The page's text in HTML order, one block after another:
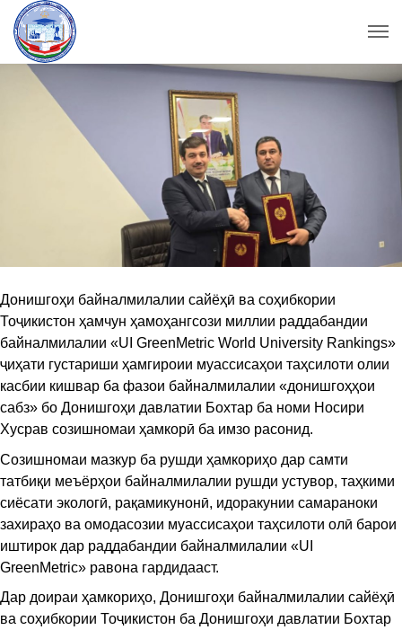
Донишгоҳи байналмилалии сайёҳӣ ва соҳибкории
Тоҷикистон ҳамчун ҳамоҳангсози миллии раддабандии
байналмилалии «UI GreenMetric World University Rankings»
ҷиҳати густариши ҳамгироии муассисаҳои таҳсилоти олии
касбии кишвар ба фазои байналмилалии «донишгоҳҳои
сабз» бо Донишгоҳи давлатии Бохтар ба номи Носири
Хусрав созишномаи ҳамкорӣ ба имзо расонид.
Созишномаи мазкур ба рушди ҳамкориҳо дар самти
татбиқи меъёрҳои байналмилалии рушди устувор, таҳкими
сиёсати экологӣ, рақамикунонӣ, идоракунии самараноки
захираҳо ва омодасозии муассисаҳои таҳсилоти олӣ барои
иштирок дар раддабандии байналмилалии «UI
GreenMetric» равона гардидааст.
Дар доираи ҳамкориҳо, Донишгоҳи байналмилалии сайёҳӣ
ва соҳибкории Тоҷикистон ба Донишгоҳи давлатии Бохтар